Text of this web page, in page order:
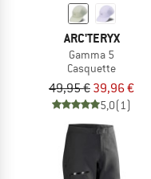
ARC'TERYX
Gamma 5
Casquette
49,95 € 39,96 €
5,0(1)